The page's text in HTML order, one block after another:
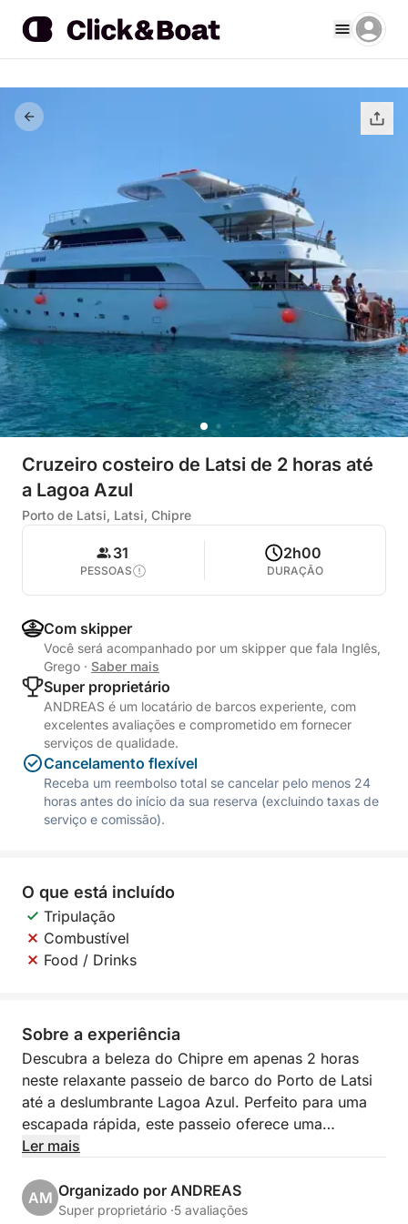
Cruzeiro costeiro de Latsi de 2 horas até
a Lagoa Azul
Porto de Latsi, Latsi, Chipre
31
PESSOAS
2h00
DURAÇÃO
Com skipper
Você será acompanhado por um skipper que fala Inglês,
Grego · Saber mais
Super proprietário
ANDREAS é um locatário de barcos experiente, com
excelentes avaliações e comprometido em fornecer
serviços de qualidade.
Cancelamento flexível
Receba um reembolso total se cancelar pelo menos 24
horas antes do início da sua reserva (excluindo taxas de
serviço e comissão).
O que está incluído
Tripulação
Combustível
Food / Drinks
Sobre a experiência
Descubra a beleza do Chipre em apenas 2 horas
neste relaxante passeio de barco do Porto de Latsi
até a deslumbrante Lagoa Azul. Perfeito para uma
escapada rápida, este passeio oferece uma
oportunidade única de explorar as águas cristalinas
inteiro no mar. Seja para um mergulho refrescante
ou simplesmente para apreciar a paisagem, este
Ler mais
AM Organizado por ANDREAS
Super proprietário ·5 avaliações